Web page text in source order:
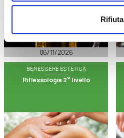
Rifiuta
06/11/2026
BENESSERE ESTETICA
Riflessologia 2° livello